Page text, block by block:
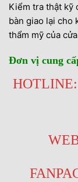
Kiểm tra thật kỹ
bàn giao lại cho
thẩm mỹ của
Đơn vị cung
HOTLINE: